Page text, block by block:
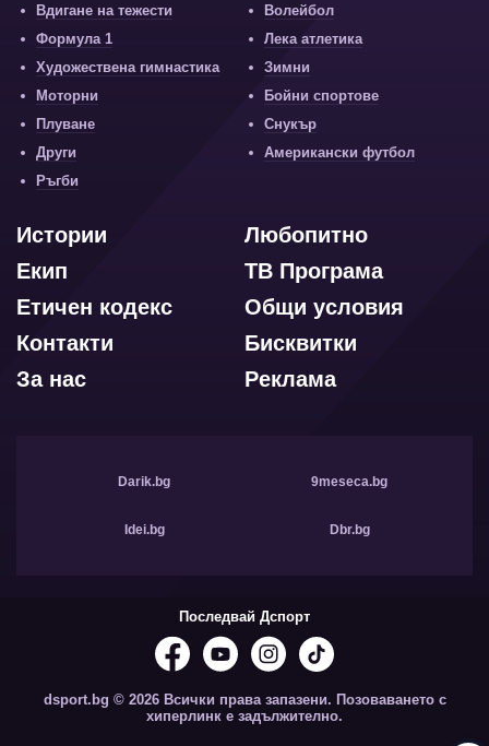
Вдигане на тежести
Волейбол
Формула 1
Лека атлетика
Художествена гимнастика
Зимни
Моторни
Бойни спортове
Плуване
Снукър
Други
Американски футбол
Ръгби
Любопитно
Истории
ТВ Програма
Екип
Общи условия
Етичен кодекс
Бисквитки
Контакти
Реклама
За нас
Darik.bg 9meseca.bg
Idei.bg Dbr.bg
Последвай Дспорт
dsport.bg © 2026 Всички права запазени. Позоваването с
хиперлинк е задължително.